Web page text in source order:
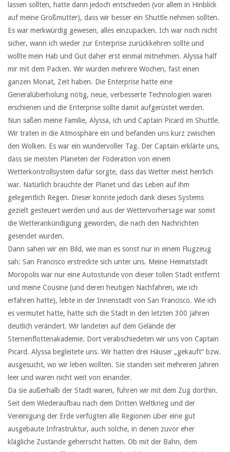
lassen sollten, hatte dann jedoch entschieden (vor allem in Hinblick
auf meine Großmutter), dass wir besser ein Shuttle nehmen sollten.
Es war merkwürdig gewesen, alles einzupacken. Ich war noch nicht
sicher, wann ich wieder zur Enterprise zurückkehren sollte und
wollte mein Hab und Gut daher erst einmal mitnehmen. Alyssa half
mir mit dem Packen. Wir würden mehrere Wochen, fast einen
ganzen Monat, Zeit haben. Die Enterprise hatte eine
Generalüberholung nötig, neue, verbesserte Technologien waren
erschienen und die Enterprise sollte damit aufgerüstet werden.
Nun saßen meine Familie, Alyssa, ich und Captain Picard im Shuttle.
Wir traten in die Atmosphäre ein und befanden uns kurz zwischen
den Wolken. Es war ein wundervoller Tag. Der Captain erklärte uns,
dass sie meisten Planeten der Föderation von einem
Wetterkontrollsystem dafür sorgte, dass das Wetter meist herrlich
war. Natürlich brauchte der Planet und das Leben auf ihm
gelegentlich Regen. Dieser konnte jedoch dank dieses Systems
gezielt gesteuert werden und aus der Wettervorhersage war somit
die Wetterankündigung geworden, die nach den Nachrichten
gesendet wurden.
Dann sahen wir ein Bild, wie man es sonst nur in einem Flugzeug
sah: San Francisco erstreckte sich unter uns. Meine Heimatstadt
Moropolis war nur eine Autostunde von dieser tollen Stadt entfernt
und meine Cousine (und deren heutigen Nachfahren, wie ich
erfahren hatte), lebte in der Innenstadt von San Francisco. Wie ich
es vermutet hatte, hatte sich die Stadt in den letzten 300 Jahren
deutlich verändert. Wir landeten auf dem Gelände der
Sternenflottenakademie. Dort verabschiedeten wir uns von Captain
Picard. Alyssa begleitete uns. Wir hatten drei Häuser „gekauft“ bzw.
ausgesucht, wo wir leben wollten. Sie standen seit mehreren Jahren
leer und waren nicht weit von einander.
Da sie außerhalb der Stadt waren, fuhren wir mit dem Zug dorthin.
Seit dem Wiederaufbau nach dem Dritten Weltkrieg und der
Vereinigung der Erde verfügten alle Regionen über eine gut
ausgebaute Infrastruktur, auch solche, in denen zuvor eher
klägliche Zustände geherrscht hatten. Ob mit der Bahn, dem